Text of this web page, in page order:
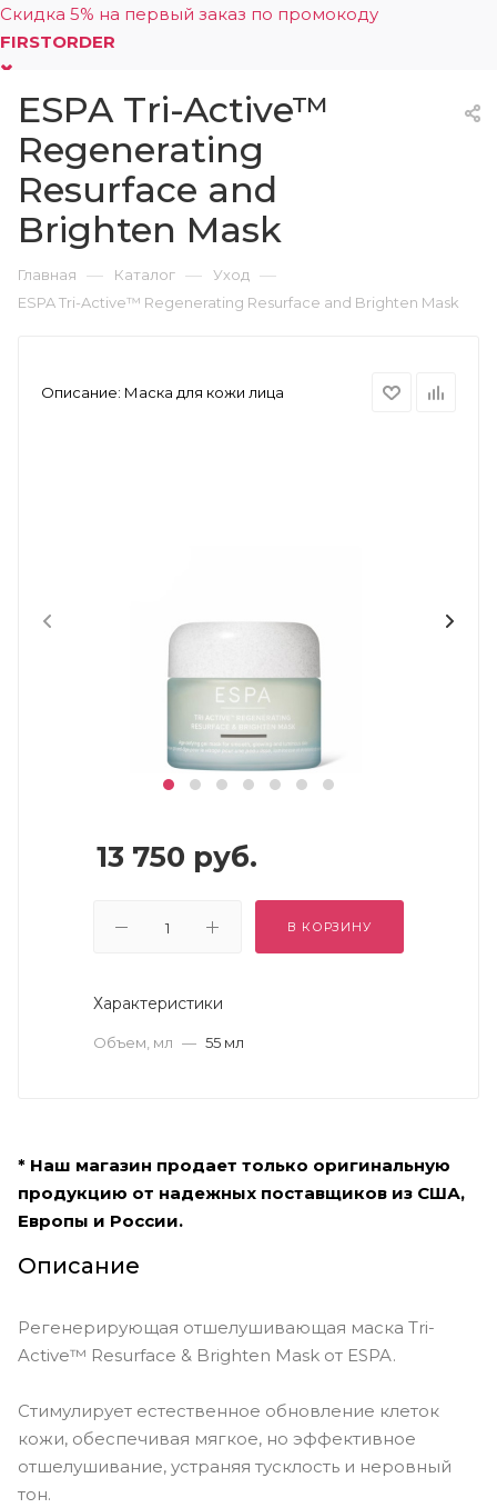
Скидка 5% на первый заказ по промокоду
FIRSTORDER
0
ESPA Tri-Active™
Regenerating
Resurface and
Brighten Mask
Главная — Каталог — Уход —
ESPA Tri-Active™ Regenerating Resurface and Brighten Mask
Описание: Маска для кожи лица
13 750 руб.
В КОРЗИНУ
Характеристики
Объем, мл — 55 мл
* Наш магазин продает только оригинальную
продукцию от надежных поставщиков из США,
Европы и России.
Описание
Регенерирующая отшелушивающая маска Tri-
Active™ Resurface & Brighten Mask от ESPA.
Стимулирует естественное обновление клеток
кожи, обеспечивая мягкое, но эффективное
отшелушивание, устраняя тусклость и неровный
тон.